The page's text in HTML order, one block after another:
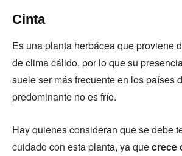
Cinta
Es una planta herbácea que proviene
de clima cálido, por lo que su
suele ser más frecuente en los países
predominante no es frío.
Hay quienes consideran que se debe
cuidado con esta planta, ya quecrece